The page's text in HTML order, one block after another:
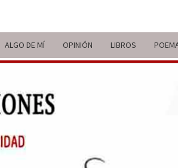
ALGO DE MÍ OPINIÓN LIBROS